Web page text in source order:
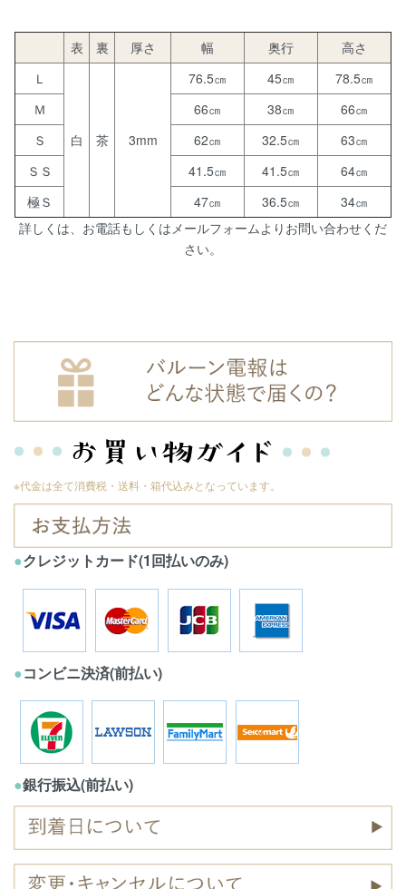
表 裏 厚さ 幅 奥行
高さ
Ｌ
白 茶 3mm
76.5㎝ 45㎝
78.5㎝
Ｍ
66㎝ 38㎝
66㎝
Ｓ
62㎝ 32.5㎝
63㎝
ＳＳ
41.5㎝ 41.5㎝
64㎝
極Ｓ
47㎝ 36.5㎝
34㎝
詳しくは、お電話もしくはメールフォームよりお問い合わせくだ
さい。
※代金は全て消費税・送料・箱代込みとなっています。
●クレジットカード(1回払いのみ)
●コンビニ決済(前払い)
●銀行振込(前払い)